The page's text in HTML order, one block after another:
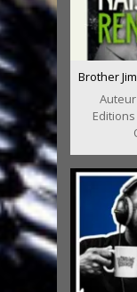
Brother
Auteur